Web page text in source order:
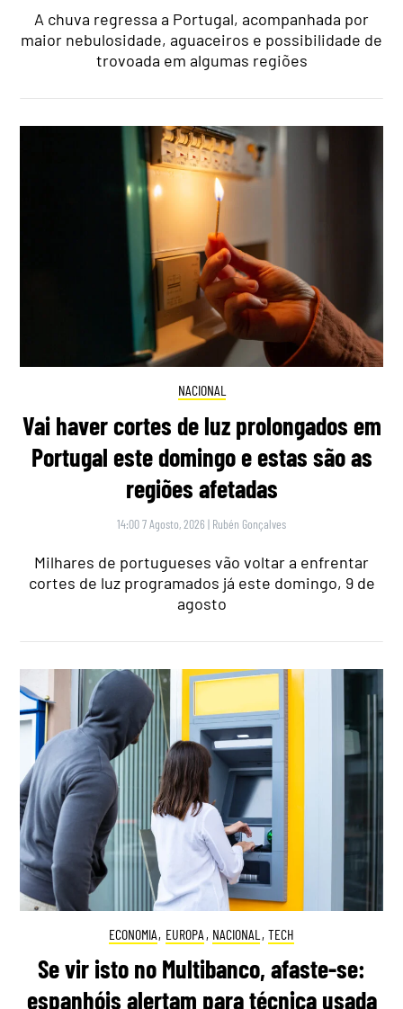
A chuva regressa a Portugal, acompanhada por
maior nebulosidade, aguaceiros e possibilidade de
trovoada em algumas regiões
NACIONAL
Vai haver cortes de luz prolongados em
Portugal este domingo e estas são as
regiões afetadas
14:00 7 Agosto, 2026 | Rubén Gonçalves
Milhares de portugueses vão voltar a enfrentar
cortes de luz programados já este domingo, 9 de
agosto
ECONOMIA, EUROPA , NACIONAL , TECH
Se vir isto no Multibanco, afaste-se:
espanhóis alertam para técnica usada